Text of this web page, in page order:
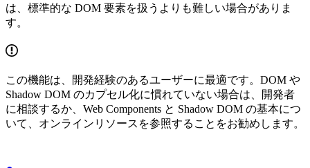
は、標準的な DOM 要素を扱うよりも難しい場合がありま
す。
この機能は、開発経験のあるユーザーに最適です。DOM や
Shadow DOM のカプセル化に慣れていない場合は、開発者
に相談するか、Web Components と Shadow DOM の基本につ
いて、オンラインリソースを参照することをお勧めします。